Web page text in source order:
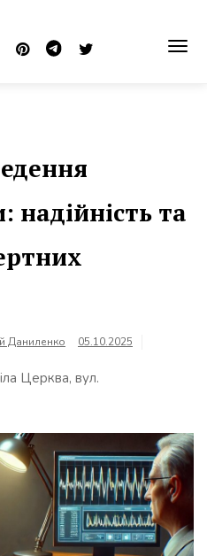
надійність та
Даниленко
05.10.2025
Церква, вул.